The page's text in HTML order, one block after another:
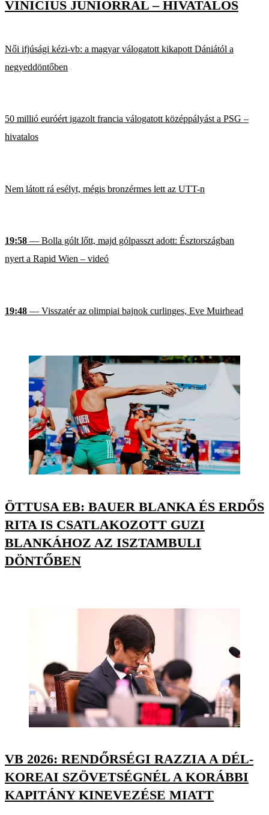
VINÍCIUS JÚNIORRAL – HIVATALOS
Női ifjúsági kézi-vb: a magyar válogatott kikapott Dániától a
negyeddöntőben
50 millió euróért igazolt francia válogatott középpályást a PSG –
hivatalos
Nem látott rá esélyt, mégis bronzérmes lett az UTT-n
19:58 — Bolla gólt lőtt, majd gólpasszt adott: Észtországban
nyert a Rapid Wien – videó
19:48 — Visszatér az olimpiai bajnok curlinges, Eve Muirhead
ÖTTUSA EB: BAUER BLANKA ÉS ERDŐS
RITA IS CSATLAKOZOTT GUZI
BLANKÁHOZ AZ ISZTAMBULI
DÖNTŐBEN
VB 2026: RENDŐRSÉGI RAZZIA A DÉL-
KOREAI SZÖVETSÉGNÉL A KORÁBBI
KAPITÁNY KINEVEZÉSE MIATT